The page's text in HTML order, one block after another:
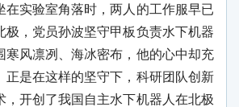
在实验室角落时，两人的工作服早已
极，党员孙波坚守甲板负责水下机器
寒风凛冽、海冰密布，他的心中却充
正是在这样的坚守下，科研团队创新
，开创了我国自主水下机器人在北极